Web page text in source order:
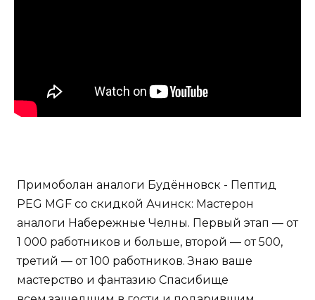
Примоболан аналоги Будённовск - Пептид
PEG MGF со скидкой Ачинск: Мастерон
аналоги Набережные Челны. Первый этап — от
1 000 работников и больше, второй — от 500,
третий — от 100 работников. Знаю ваше
мастерство и фантазию Спасибище